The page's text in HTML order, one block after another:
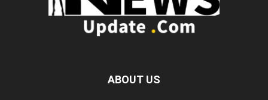
ABOUT US